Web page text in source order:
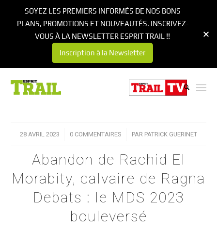
28 AVRIL 2023
/ 0 COMMENTAIRES
/ PAR PATRICK GUERINET
Abandon de Rachid El
Morabity, calvaire de Ragna
Debats : le MDS 2023
bouleversé
SOYEZ LES PREMIERS INFORMÉS DE NOS BONS
PLANS, PROMOTIONS ET NOUVEAUTÉS. INSCRIVEZ-
VOUS À LA NEWSLETTER ESPRIT TRAIL !!
Inscription à la Newsletter